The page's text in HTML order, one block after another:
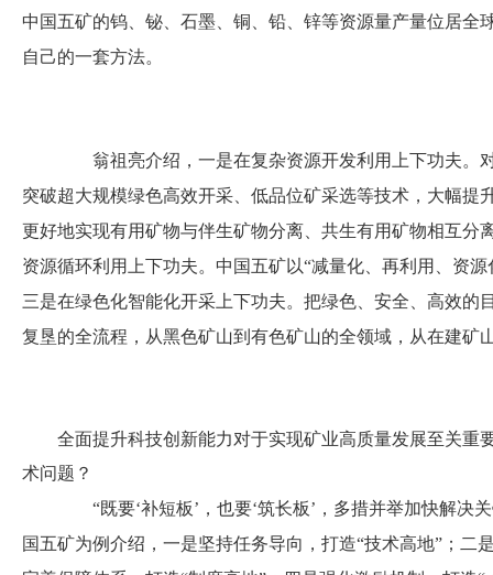
中国五矿的钨、铋、石墨、铜、铅、锌等资源量产量位居全
自己的一套方法。
翁祖亮介绍，一是在复杂资源开发利用上下功夫。
突破超大规模绿色高效开采、低品位矿采选等技术，大幅提
更好地实现有用矿物与伴生矿物分离、共生有用矿物相互分
资源循环利用上下功夫。中国五矿以“减量化、再利用、资
三是在绿色化智能化开采上下功夫。把绿色、安全、高效的
复垦的全流程，从黑色矿山到有色矿山的全领域，从在建矿
全面提升科技创新能力对于实现矿业高质量发展至关重
术问题？
“既要‘补短板’，也要‘筑长板’，多措并举加快解决
国五矿为例介绍，一是坚持任务导向，打造“技术高地”；二